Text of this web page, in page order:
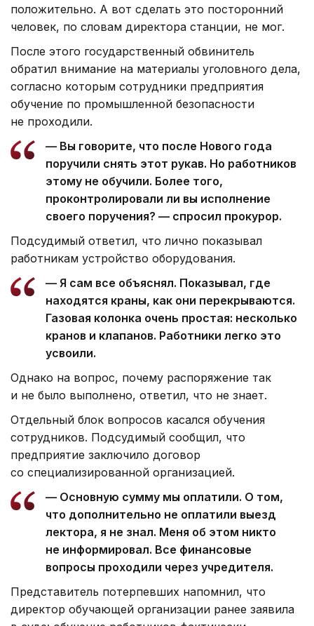
положительно. А вот сделать это посторонний
человек, по словам директора станции, не мог.
После этого государственный обвинитель
обратил внимание на материалы уголовного дела,
согласно которым сотрудники предприятия
обучение по промышленной безопасности
не проходили.
— Вы говорите, что после Нового года
поручили снять этот рукав. Но работников
этому не обучили. Более того,
проконтролировали ли вы исполнение
своего поручения? — спросил прокурор.
Подсудимый ответил, что лично показывал
работникам устройство оборудования.
— Я сам все объяснял. Показывал, где
находятся краны, как они перекрываются.
Газовая колонка очень простая: несколько
кранов и клапанов. Работники легко это
усвоили.
Однако на вопрос, почему распоряжение так
и не было выполнено, ответил, что не знает.
Отдельный блок вопросов касался обучения
сотрудников. Подсудимый сообщил, что
предприятие заключило договор
со специализированной организацией.
— Основную сумму мы оплатили. О том,
что дополнительно не оплатили выезд
лектора, я не знал. Меня об этом никто
не информировал. Все финансовые
вопросы проходили через учредителя.
Представитель потерпевших напомнил, что
директор обучающей организации ранее заявила